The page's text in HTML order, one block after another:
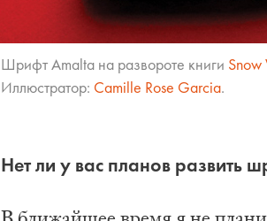
Шрифт Amalta на раз­во­ро­те кни­ги Snow
Ил­лю­стра­тор: Camille Rose Garcia.
Нет ли у вас пла­нов раз­вить